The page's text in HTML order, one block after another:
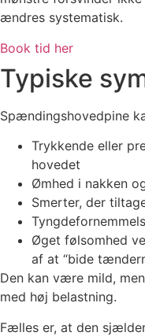
ændres systematisk.
Book tid her
Typiske
Spændingshovedpine
Trykkende eller
hovedet
Ømhed i nakken
Smerter, der
Øget følsomhed
af at “bide
Den kan være mild,
med høj belastning.
Fælles er, at den